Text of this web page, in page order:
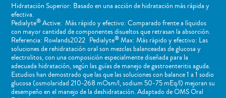
Hidratación Superior: Basado en una acción de hidratación más rápida y
efectiva.
Pedialyte®Active: Más rápido y efectivo: Comparado frente a líquidos
con mayor cantidad de componentes disueltos que retrasan la absorción.
Referencia: Rowlands2022 Pedialyte®Max: Más rápido y efectivo: Las
soluciones de rehidratación oral son mezclas balanceadas de glucosa y
electrolitos, con una composición especialmente diseñada para la
adecuada hidratación, según las guías de manejo de gastroenteritis aguda.
Estudios han demostrado que las que las soluciones con balance 1 a 1 sodio
glucosa (osmolaridad 210-268 mOsm/l, sodium 50-75 mEq/l) mejoran su
desempeño en el manejo de la deshidratación. Adaptado de OMS Oral